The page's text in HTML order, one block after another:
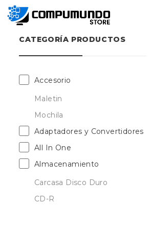
CATEGORÍA PRODUCTOS
Accesorio
Maletin
Mochila
Adaptadores y Convertidores
All In One
Almacenamiento
Carcasa Disco Duro
CD-R